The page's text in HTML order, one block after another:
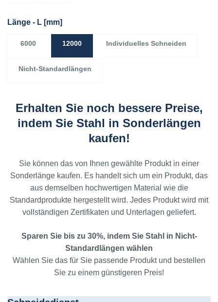
Länge - L [mm]
6000 12000 Individuelles Schneiden
Nicht-Standardlängen
Erhalten Sie noch bessere Preise,
indem Sie Stahl in Sonderlängen
kaufen!
Sie können das von Ihnen gewählte Produkt in einer
Sonderlänge kaufen. Es handelt sich um ein Produkt, das
aus demselben hochwertigen Material wie die
Standardprodukte hergestellt wird. Jedes Produkt wird mit
vollständigen Zertifikaten und Unterlagen geliefert.
Sparen Sie bis zu 30%, indem Sie Stahl in Nicht-
Standardlängen wählen
Wählen Sie das für Sie passende Produkt und bestellen
Sie zu einem günstigeren Preis!